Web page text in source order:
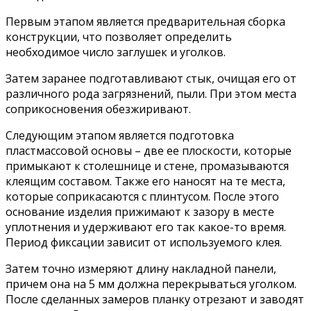
Первым этапом является предварительная сборка
конструкции, что позволяет определить
необходимое число заглушек и уголков.
Затем заранее подготавливают стык, очищая его от
различного рода загрязнений, пыли. При этом места
соприкосновения обезжиривают.
Следующим этапом является подготовка
пластмассовой основы – две ее плоскости, которые
примыкают к столешнице и стене, промазываются
клеящим составом. Также его наносят на те места,
которые соприкасаются с плинтусом. После этого
основание изделия прижимают к зазору в месте
уплотнения и удерживают его так какое-то время.
Период фиксации зависит от используемого клея.
Затем точно измеряют длину накладной панели,
причем она на 5 мм должна перекрываться уголком.
После сделанных замеров планку отрезают и заводят